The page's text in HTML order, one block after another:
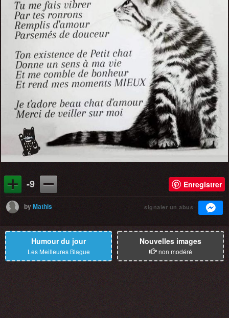
-9 Enregistrer
byMathis signaler un abus
Humour du jour
Les Meilleures Blague
Nouvelles images
non modéré